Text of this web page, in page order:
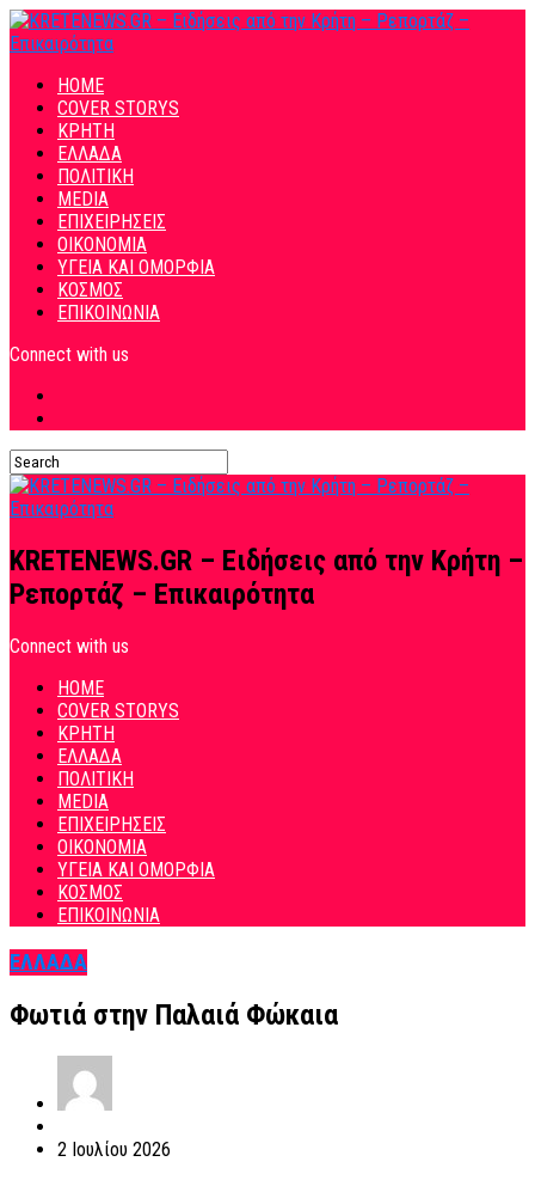
HOME
COVER STORYS
ΚΡΗΤΗ
ΕΛΛΑΔΑ
ΠΟΛΙΤΙΚΗ
MEDIA
ΕΠΙΧΕΙΡΗΣΕΙΣ
ΟΙΚΟΝΟΜΙΑ
ΥΓΕΙΑ ΚΑΙ ΟΜΟΡΦΙΑ
ΚΟΣΜΟΣ
ΕΠΙΚΟΙΝΩΝΙΑ
Connect with us
KRETENEWS.GR – Ειδήσεις από την Κρήτη –
Ρεπορτάζ – Επικαιρότητα
Connect with us
HOME
COVER STORYS
ΚΡΗΤΗ
ΕΛΛΑΔΑ
ΠΟΛΙΤΙΚΗ
MEDIA
ΕΠΙΧΕΙΡΗΣΕΙΣ
ΟΙΚΟΝΟΜΙΑ
ΥΓΕΙΑ ΚΑΙ ΟΜΟΡΦΙΑ
ΚΟΣΜΟΣ
ΕΠΙΚΟΙΝΩΝΙΑ
ΕΛΛΑΔΑ
Φωτιά στην Παλαιά Φώκαια
2 Ιουλίου 2026